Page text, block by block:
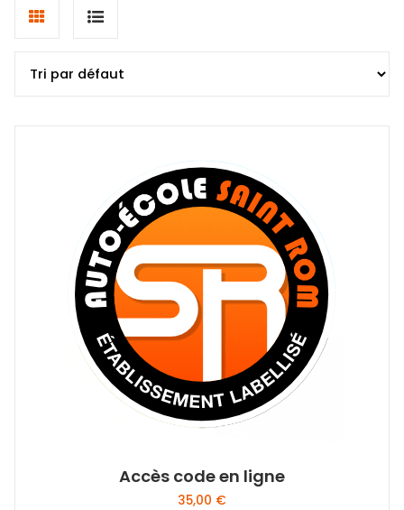
Grid
List
Accès code en ligne
35,00 €